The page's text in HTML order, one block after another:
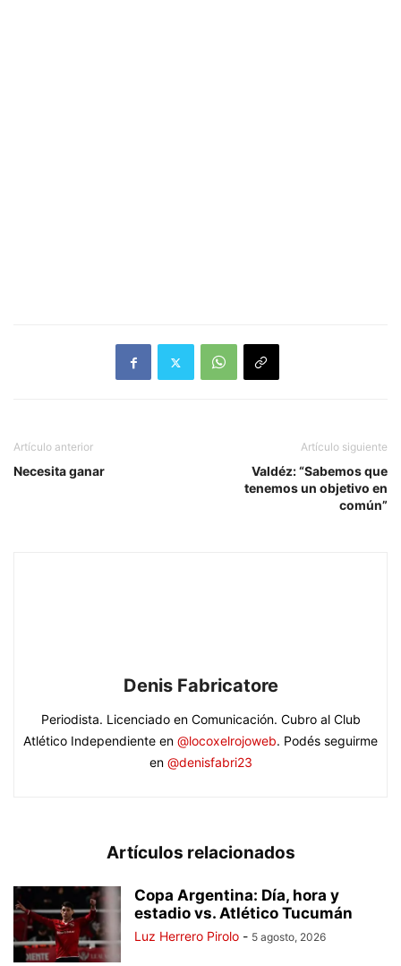
Artículo anterior
Necesita ganar
Artículo siguiente
Valdéz: “Sabemos que
tenemos un objetivo en
común”
Denis Fabricatore
Periodista. Licenciado en Comunicación. Cubro al Club
Atlético Independiente en @locoxelrojoweb. Podés seguirme
en @denisfabri23
Artículos relacionados
Copa Argentina: Día, hora y
estadio vs. Atlético Tucumán
Luz Herrero Pirolo - 5 agosto, 2026